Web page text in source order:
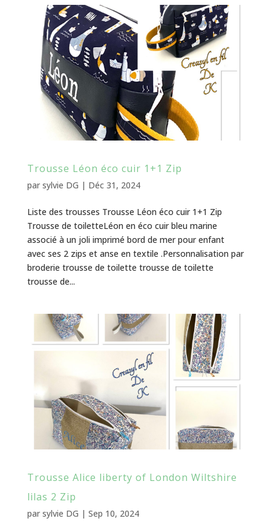
Trousse Léon éco cuir 1+1 Zip
par sylvie DG | Déc 31, 2024
Liste des trousses Trousse Léon éco cuir 1+1 Zip
Trousse de toiletteLéon en éco cuir bleu marine
associé à un joli imprimé bord de mer pour enfant
avec ses 2 zips et anse en textile .Personnalisation par
broderie trousse de toilette trousse de toilette
trousse de...
Trousse Alice liberty of London Wiltshire
lilas 2 Zip
par sylvie DG | Sep 10, 2024